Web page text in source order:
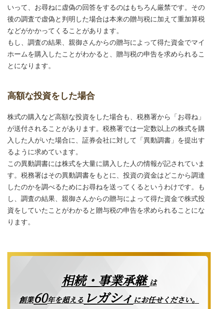
いって、お尋ねに虚偽の回答をするのはもちろん厳禁です。その
後の調査で虚偽と判明した場合は本来の贈与税に加えて重加算税
などがかかってくることがあります。
もし、調査の結果、親御さんからの贈与によって得た資金でマイ
ホームを購入したことがわかると、贈与税の申告を求められるこ
とになります。
高額な投資をした場合
株式の購入など高額な投資をした場合も、税務署から「お尋ね」
が送付されることがあります。税務署では一定数以上の株式を購
入した人がいた場合に、証券会社に対して「異動調書」を提出す
るように求めています。
この異動調書には株式を大量に購入した人の情報が記されていま
す。税務署はその異動調書をもとに、投資の資金はどこから調達
したのかを調べるためにお尋ねを送ってくるというわけです。も
し、調査の結果、親御さんからの贈与によって得た資金で株式投
資をしていたことがわかると贈与税の申告を求められることにな
ります。
相続・事業承継は
創業60年を超える レガシィ にお任せください。